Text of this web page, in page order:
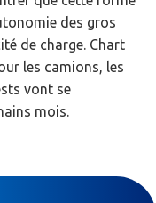
des gros
de charge. Chart
les camions, les
vont se
mois.